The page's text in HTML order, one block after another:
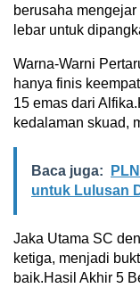
berusaha
lebar untuk
Warna-Warni
hanya finis
15 emas dari
kedalaman skuad,
Baca juga:
untuk Lulusan
Jaka Utama SC
ketiga, menjadi
baik.Hasil Akhir 5